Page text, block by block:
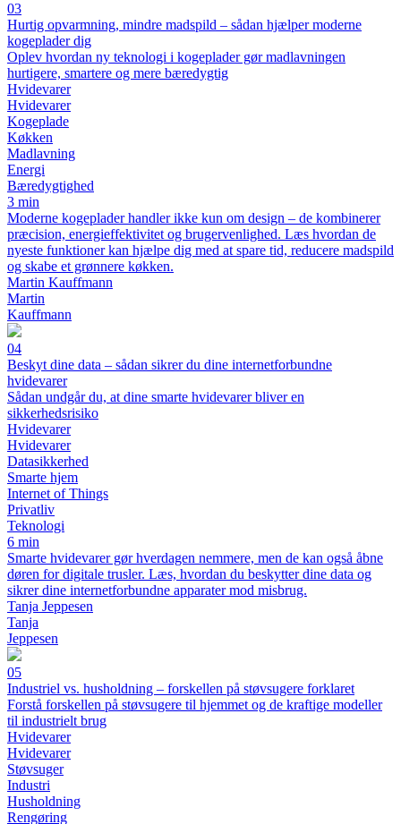
03
Hurtig opvarmning, mindre madspild – sådan hjælper moderne
kogeplader dig
Oplev hvordan ny teknologi i kogeplader gør madlavningen
hurtigere, smartere og mere bæredygtig
Hvidevarer
Hvidevarer
Kogeplade
Køkken
Madlavning
Energi
Bæredygtighed
3 min
Moderne kogeplader handler ikke kun om design – de kombinerer
præcision, energieffektivitet og brugervenlighed. Læs hvordan de
nyeste funktioner kan hjælpe dig med at spare tid, reducere madspild
og skabe et grønnere køkken.
Martin Kauffmann
Martin
Kauffmann
04
Beskyt dine data – sådan sikrer du dine internetforbundne
hvidevarer
Sådan undgår du, at dine smarte hvidevarer bliver en
sikkerhedsrisiko
Hvidevarer
Hvidevarer
Datasikkerhed
Smarte hjem
Internet of Things
Privatliv
Teknologi
6 min
Smarte hvidevarer gør hverdagen nemmere, men de kan også åbne
døren for digitale trusler. Læs, hvordan du beskytter dine data og
sikrer dine internetforbundne apparater mod misbrug.
Tanja Jeppesen
Tanja
Jeppesen
05
Industriel vs. husholdning – forskellen på støvsugere forklaret
Forstå forskellen på støvsugere til hjemmet og de kraftige modeller
til industrielt brug
Hvidevarer
Hvidevarer
Støvsuger
Industri
Husholdning
Rengøring